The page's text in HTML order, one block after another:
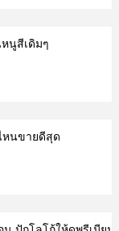
นูสีเดิมๆ
นขายดีสุด